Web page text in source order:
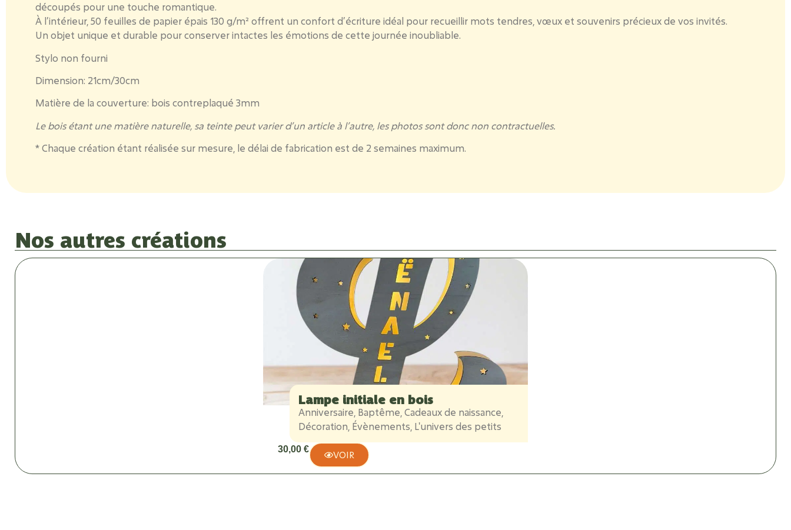
découpés pour une touche romantique.
À l’intérieur, 50 feuilles de papier épais 130 g/m² offrent un confort d’écriture idéal pour recueillir mots tendres, vœux et souvenirs précieux de vos invités.
Un objet unique et durable pour conserver intactes les émotions de cette journée inoubliable.
Stylo non fourni
Dimension: 21cm/30cm
Matière de la couverture: bois contreplaqué 3mm
Le bois étant une matière naturelle, sa teinte peut varier d’un article à l’autre, les photos sont donc non contractuelles.
* Chaque création étant réalisée sur mesure, le délai de fabrication est de 2 semaines maximum.
Nos autres créations
Lampe initiale en bois
Anniversaire, Baptême,Cadeaux de naissance,
Décoration, Évènements, L'univers des petits
30,00 € VOIR